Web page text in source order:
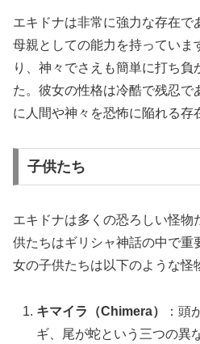
エキドナは非常に強力な存在で
母親としての能力を持っていま
り、神々でさえも簡単に打ち負
た。彼女の性格は冷酷で残忍で
に人間や神々を恐怖に陥れる存
子供たち
エキドナは多くの恐ろしい怪物
供たちはギリシャ神話の中で重
女の子供たちは以下のような怪
キマイラ（Chimera）
：頭
ギ、尾が蛇という三つの異